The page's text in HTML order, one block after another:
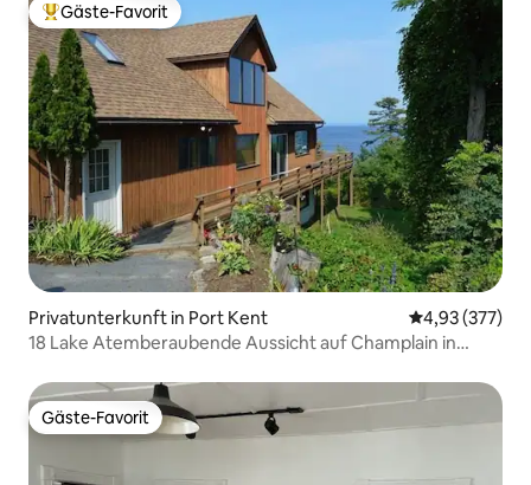
Beliebter Gäste-Favorit.
Gäste-Favorit
Privatunterkunft in Port Kent
4,93 (377)
18 Lake Atemberaubende Aussicht auf Champlain in
Gäste-Favorit
Gäste-Favorit